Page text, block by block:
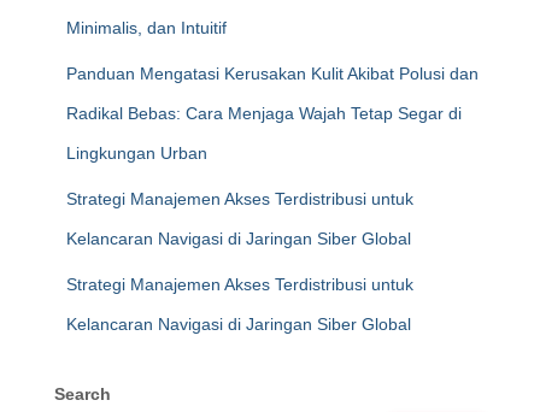
Minimalis, dan Intuitif
Panduan Mengatasi Kerusakan Kulit Akibat Polusi dan
Radikal Bebas: Cara Menjaga Wajah Tetap Segar di
Lingkungan Urban
Strategi Manajemen Akses Terdistribusi untuk
Kelancaran Navigasi di Jaringan Siber Global
Strategi Manajemen Akses Terdistribusi untuk
Kelancaran Navigasi di Jaringan Siber Global
Search